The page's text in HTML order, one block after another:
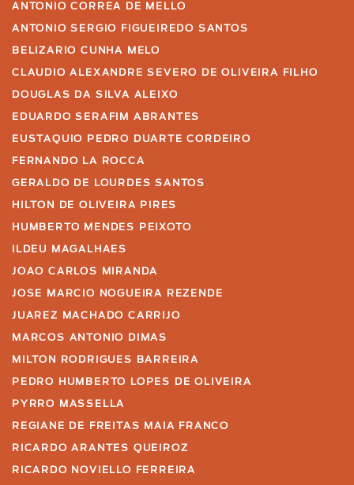
ANTONIO CORREA DE MELLO
ANTONIO SERGIO FIGUEIREDO SANTOS
BELIZARIO CUNHA MELO
CLAUDIO ALEXANDRE SEVERO DE OLIVEIRA FILHO
DOUGLAS DA SILVA ALEIXO
EDUARDO SERAFIM ABRANTES
EUSTAQUIO PEDRO DUARTE CORDEIRO
FERNANDO LA ROCCA
GERALDO DE LOURDES SANTOS
HILTON DE OLIVEIRA PIRES
HUMBERTO MENDES PEIXOTO
ILDEU MAGALHAES
JOAO CARLOS MIRANDA
JOSE MARCIO NOGUEIRA REZENDE
JUAREZ MACHADO CARRIJO
MARCOS ANTONIO DIMAS
MILTON RODRIGUES BARREIRA
PEDRO HUMBERTO LOPES DE OLIVEIRA
PYRRO MASSELLA
REGIANE DE FREITAS MAIA FRANCO
RICARDO ARANTES QUEIROZ
RICARDO NOVIELLO FERREIRA